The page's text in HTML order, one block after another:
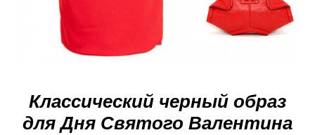
Классический черный образ
для Дня Святого Валентина